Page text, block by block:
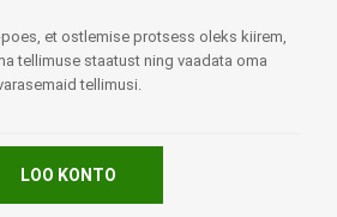
et ostlemise protsess oleks kiirem,
tellimuse staatust ning vaadata oma
tellimusi.
LOO KONTO